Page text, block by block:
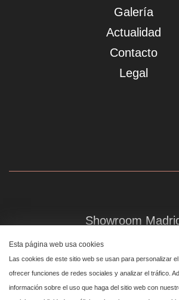
Galería
Actualidad
Contacto
Legal
Showroom
Plaza de Canalejas 6, 4 izq
Centro, 28014 Madrid
Esta página web usa cookies
Las cookies de este sitio web se usan para personalizar
ofrecer funciones de redes sociales y analizar el tráfico.
información sobre el uso que haga del sitio web con